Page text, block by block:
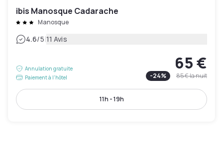
ibis Manosque Cadarache
Manosque
4.6/5|11 Avis
Annulation gratuite
Paiement à l'hôtel
65 €
-24% 85 €la nuit
11h - 19h